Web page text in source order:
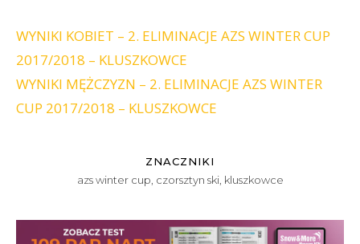
WYNIKI KOBIET – 2. ELIMINACJE AZS WINTER CUP
2017/2018 – KLUSZKOWCE
WYNIKI MĘŻCZYZN – 2. ELIMINACJE AZS WINTER
CUP 2017/2018 – KLUSZKOWCE
ZNACZNIKI
azs winter cup, czorsztyn ski, kluszkowce